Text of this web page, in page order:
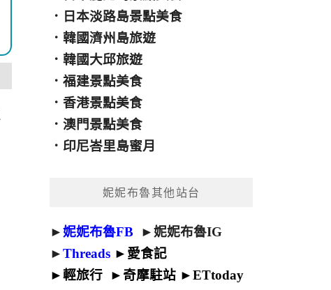
． 日本淡路島景點美食
．韓國濟州島旅遊
．韓國大邱旅遊
．福建景點美食
．香港景點美食
．澳門景點美食
． 印尼峇里島蜜月
妮妮布魯其他站台
►妮妮布魯FB ►妮妮布魯IG
►Threads ► 愛食記
►輕旅行 ► 奇摩駐站 ►ETtoday